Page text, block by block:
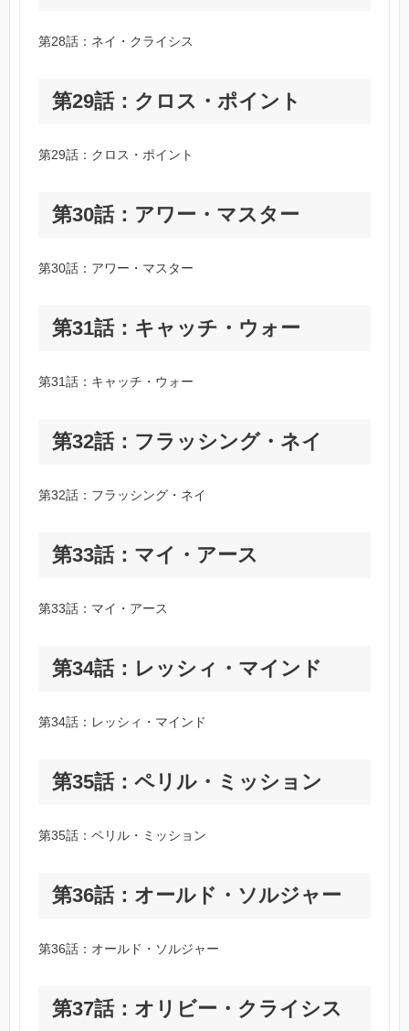
第28話：ネイ・クライシス
第29話：クロス・ポイント
第29話：クロス・ポイント
第30話：アワー・マスター
第30話：アワー・マスター
第31話：キャッチ・ウォー
第31話：キャッチ・ウォー
第32話：フラッシング・ネイ
第32話：フラッシング・ネイ
第33話：マイ・アース
第33話：マイ・アース
第34話：レッシィ・マインド
第34話：レッシィ・マインド
第35話：ペリル・ミッション
第35話：ペリル・ミッション
第36話：オールド・ソルジャー
第36話：オールド・ソルジャー
第37話：オリビー・クライシス